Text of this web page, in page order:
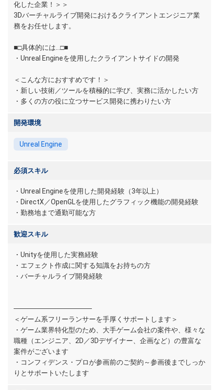
化した企業！＞＞
3Dバーチャルライブ開発におけるクライアントエンジニア業
務をお任せします。
■□具体的には…□■
・Unreal Engineを使用したクライアントサイドの開発
＜こんな方におすすめです！＞
・新しい技術／ツールを積極的に学び、実務に活かしたい方
・多くの方の役に立つサービス開発に携わりたい方
開発環境
Unreal Engine
必須スキル
・Unreal Engineを使用した開発経験（3年以上）
・DirectX／OpenGLを使用したグラフィック機能の開発経験
・勤務地まで通勤可能な方
歓迎スキル
・Unityを使用した実務経験
・エフェクト作成に関する知識をお持ちの方
・バーチャルライブ開発経験
────────────────
＜ゲーム系フリーランサーを手厚くサポートします＞
・ゲーム業界特化型のため、大手ゲーム会社の案件や、様々な
職種（エンジニア、2D／3Dデザイナー、企画など）の豊富な
案件がございます
・コンフィデンス・プロが参画前のご契約～参画後までしっか
りとサポートいたします